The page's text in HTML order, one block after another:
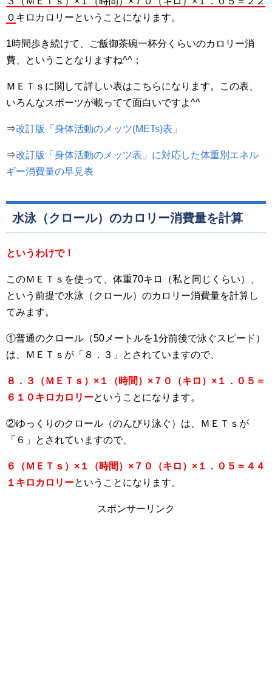
０ キロカロリーということになります。
1時間歩き続けて、ご飯御茶碗一杯分くらいのカロリー消
費、ということなりますね^^；
ＭＥＴｓに関して詳しい表はこちらになります。この表、
いろんなスポーツが載ってて面白いですよ^^
⇒改訂版「身体活動のメッツ(METs)表」
⇒改訂版「身体活動のメッツ表」に対応した体重別エネル
ギー消費量の早見表
水泳（クロール）のカロリー消費量を計算
というわけで！
このＭＥＴｓを使って、体重70キロ（私と同じくらい）、
という前提で水泳（クロール）のカロリー消費量を計算し
てみます。
①普通のクロール（50メートルを1分前後で泳ぐスピード）
は、ＭＥＴｓが「８．３」とされていますので、
８．３（ＭＥＴｓ）×１（時間）×７０（キロ）×１．０５＝
６１０キロカロリーということになります。
②ゆっくりのクロール（のんびり泳ぐ）は、ＭＥＴｓが
「６」とされていますので、
６（ＭＥＴｓ）×１（時間）×７０（キロ）×１．０５＝４４
１キロカロリーということになります。
スポンサーリンク